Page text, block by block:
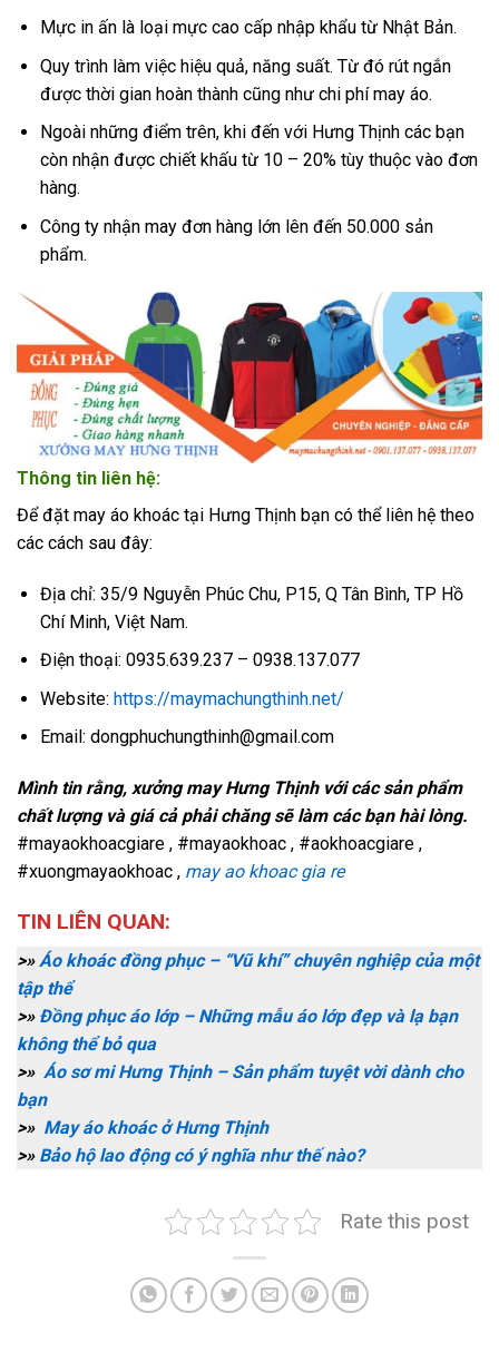
Mực in ấn là loại mực cao cấp nhập khẩu từ Nhật Bản.
Quy trình làm việc hiệu quả, năng suất. Từ đó rút ngắn
được thời gian hoàn thành cũng như chi phí may áo.
Ngoài những điểm trên, khi đến với Hưng Thịnh các bạn
còn nhận được chiết khấu từ 10 – 20% tùy thuộc vào đơn
hàng.
Công ty nhận may đơn hàng lớn lên đến 50.000 sản
phẩm.
Thông tin liên hệ:
Để đặt may áo khoác tại Hưng Thịnh bạn có thể liên hệ theo
các cách sau đây:
Địa chỉ: 35/9 Nguyễn Phúc Chu, P15, Q Tân Bình, TP Hồ
Chí Minh, Việt Nam.
Điện thoại: 0935.639.237 – 0938.137.077
Website: https://maymachungthinh.net/
Email: dongphuchungthinh@gmail.com
Mình tin rằng, xưởng may Hưng Thịnh với các sản phẩm
chất lượng và giá cả phải chăng sẽ làm các bạn hài lòng.
#mayaokhoacgiare , #mayaokhoac , #aokhoacgiare ,
#xuongmayaokhoac , may ao khoac gia re
TIN LIÊN QUAN:
>» Áo khoác đồng phục – “Vũ khí” chuyên nghiệp của một
tập thể
>» Đồng phục áo lớp – Những mẫu áo lớp đẹp và lạ bạn
không thể bỏ qua
>» Áo sơ mi Hưng Thịnh – Sản phẩm tuyệt vời dành cho
bạn
>» May áo khoác ở Hưng Thịnh
>» Bảo hộ lao động có ý nghĩa như thế nào?
Rate this post